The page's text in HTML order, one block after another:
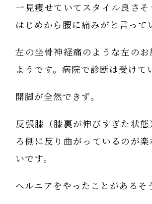
一見痩せていてスタイル良さそ
はじめから腰に痛みがと言って
左の坐骨神経痛のような左の
ようです。病院で診断は受けて
開脚が全然できず。
反張膝（膝裏が伸びすぎた状
ろ側に反り曲がっているのが
いです。
ヘルニアをやったことがあるそ